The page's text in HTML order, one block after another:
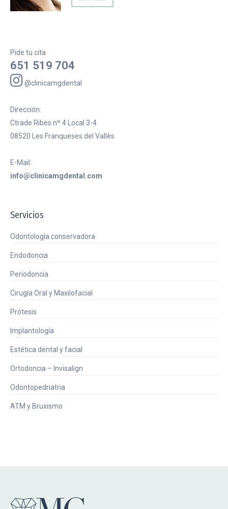
Pide tu cita
651 519 704
@clinicamgdental
Dirección:
Ctrade Ribes nº 4 Local 3-4
08520 Les Franqueses del Vallès
E-Mail:
info@clinicamgdental.com
Servicios
Odontología conservadora
Endodoncia
Periodoncia
Cirugía Oral y Maxilofacial
Prótesis
Implantología
Estética dental y facial
Ortodoncia – Invisalign
Odontopedriatria
ATM y Bruxismo